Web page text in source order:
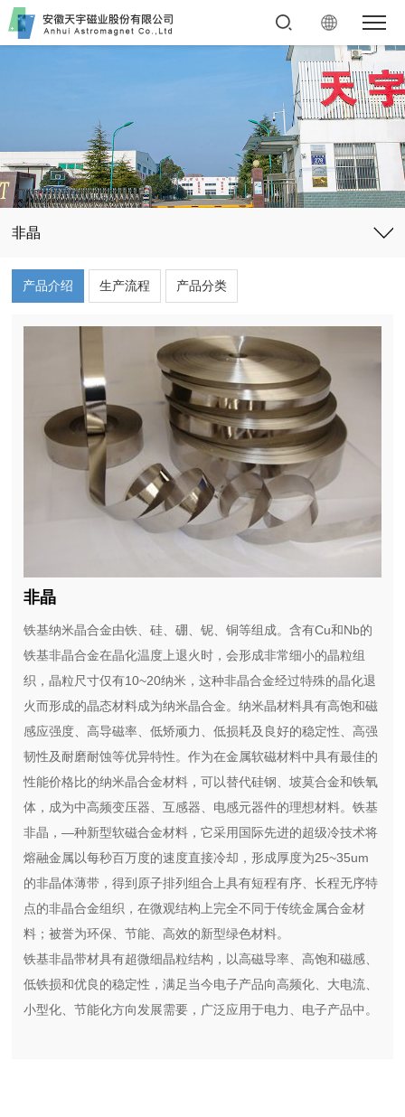
非晶
产品介绍 生产流程 产品分类
非晶
铁基纳米晶合金由铁、硅、硼、铌、铜等组成。含有Cu和Nb的
铁基非晶合金在晶化温度上退火时，会形成非常细小的晶粒组
织，晶粒尺寸仅有10~20纳米，这种非晶合金经过特殊的晶化退
火而形成的晶态材料成为纳米晶合金。纳米晶材料具有高饱和磁
感应强度、高导磁率、低矫顽力、低损耗及良好的稳定性、高强
韧性及耐磨耐蚀等优异特性。作为在金属软磁材料中具有最佳的
性能价格比的纳米晶合金材料，可以替代硅钢、坡莫合金和铁氧
体，成为中高频变压器、互感器、电感元器件的理想材料。铁基
非晶，—种新型软磁合金材料，它采用国际先进的超级冷技术将
熔融金属以每秒百万度的速度直接冷却，形成厚度为25~35um
的非晶体薄带，得到原子排列组合上具有短程有序、长程无序特
点的非晶合金组织，在微观结构上完全不同于传统金属合金材
料；被誉为环保、节能、高效的新型绿色材料。
铁基非晶带材具有超微细晶粒结构，以高磁导率、高饱和磁感、
低铁损和优良的稳定性，满足当今电子产品向高频化、大电流、
小型化、节能化方向发展需要，广泛应用于电力、电子产品中。